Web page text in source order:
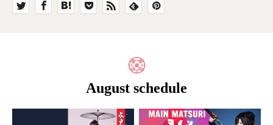
August schedule